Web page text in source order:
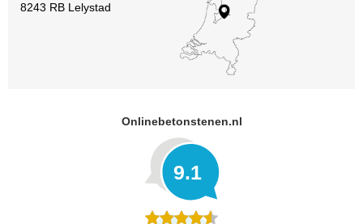
8243 RB Lelystad
Onlinebetonstenen.nl
9.1